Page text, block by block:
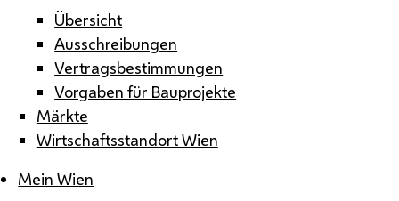
Übersicht
Ausschreibungen
Vertragsbestimmungen
Vorgaben für Bauprojekte
Märkte
Wirtschaftsstandort Wien
Mein Wien